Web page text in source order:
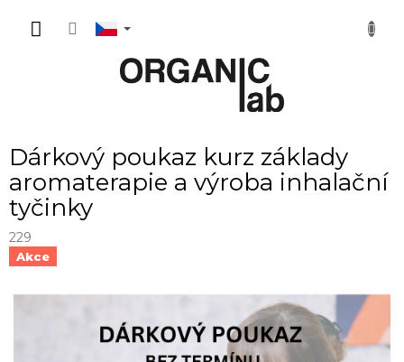
obsah
Dárkový poukaz kurz základy
aromaterapie a výroba inhalační
tyčinky
229
Akce